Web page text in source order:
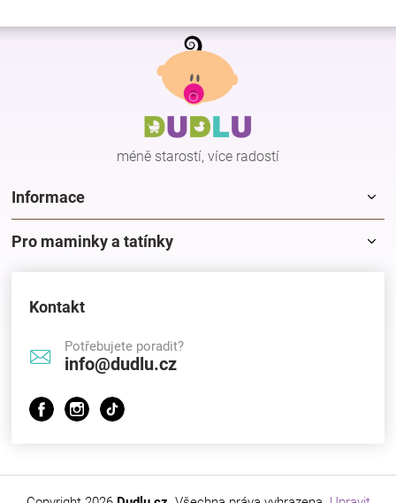
Z
méně starostí, více radostí
Informace
Pro maminky a tatínky
Kontakt
Potřebujete poradit?
info@dudlu.cz